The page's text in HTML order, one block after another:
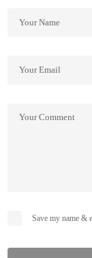
Save my name &